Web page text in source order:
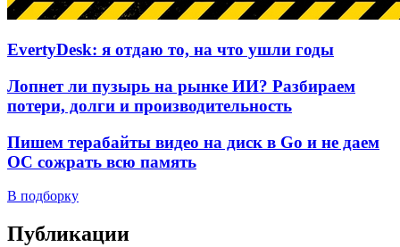
EvertyDesk: я отдаю то, на что ушли годы
Лопнет ли пузырь на рынке ИИ? Разбираем
потери, долги и производительность
Пишем терабайты видео на диск в Go и не даем
ОС сожрать всю память
В подборку
Публикации